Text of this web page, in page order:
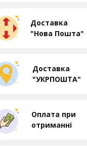
Оплата при
отриманні
Доставка
"Нова Пошта"
Доставка
"УКРПОШТА"